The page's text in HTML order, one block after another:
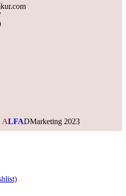
ALFADMarketing 2023